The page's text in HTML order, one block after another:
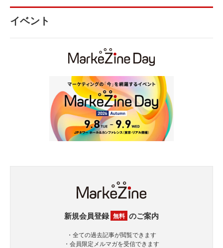
イベント
新規会員登録 無料 のご案内
・全ての過去記事が閲覧できます
・会員限定メルマガを受信できます